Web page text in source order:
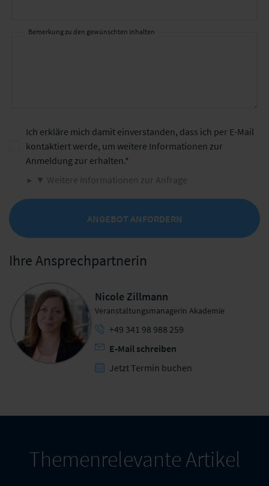
Bemerkung zu den gewünschten Inhalten
Ich erkläre mich damit einverstanden, dass ich per E-Mail
kontaktiert werde, um weitere Informationen zur
Anmeldung zur erhalten.
▼ Weitere Informationen zur Anfrage
ANGEBOT ANFORDERN
Ihre Ansprechpartnerin
Nicole Zillmann
Veranstaltungsmanagerin Akademie
+49 341 98 988 259
E-Mail schreiben
Jetzt Termin buchen
Themenrelevante Artikel